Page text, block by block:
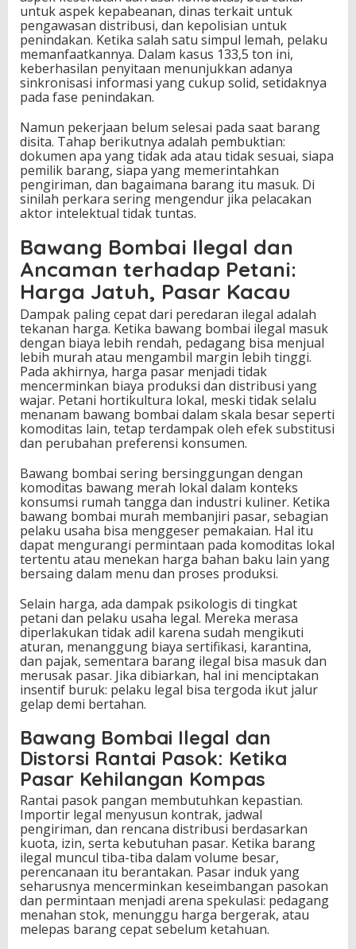
untuk aspek kepabeanan, dinas terkait untuk
pengawasan distribusi, dan kepolisian untuk
penindakan. Ketika salah satu simpul lemah, pelaku
memanfaatkannya. Dalam kasus 133,5 ton ini,
keberhasilan penyitaan menunjukkan adanya
sinkronisasi informasi yang cukup solid, setidaknya
pada fase penindakan.
Namun pekerjaan belum selesai pada saat barang
disita. Tahap berikutnya adalah pembuktian:
dokumen apa yang tidak ada atau tidak sesuai, siapa
pemilik barang, siapa yang memerintahkan
pengiriman, dan bagaimana barang itu masuk. Di
sinilah perkara sering mengendur jika pelacakan
aktor intelektual tidak tuntas.
Bawang Bombai Ilegal dan
Ancaman terhadap Petani:
Harga Jatuh, Pasar Kacau
Dampak paling cepat dari peredaran ilegal adalah
tekanan harga. Ketika bawang bombai ilegal masuk
dengan biaya lebih rendah, pedagang bisa menjual
lebih murah atau mengambil margin lebih tinggi.
Pada akhirnya, harga pasar menjadi tidak
mencerminkan biaya produksi dan distribusi yang
wajar. Petani hortikultura lokal, meski tidak selalu
menanam bawang bombai dalam skala besar seperti
komoditas lain, tetap terdampak oleh efek substitusi
dan perubahan preferensi konsumen.
Bawang bombai sering bersinggungan dengan
komoditas bawang merah lokal dalam konteks
konsumsi rumah tangga dan industri kuliner. Ketika
bawang bombai murah membanjiri pasar, sebagian
pelaku usaha bisa menggeser pemakaian. Hal itu
dapat mengurangi permintaan pada komoditas lokal
tertentu atau menekan harga bahan baku lain yang
bersaing dalam menu dan proses produksi.
Selain harga, ada dampak psikologis di tingkat
petani dan pelaku usaha legal. Mereka merasa
diperlakukan tidak adil karena sudah mengikuti
aturan, menanggung biaya sertifikasi, karantina,
dan pajak, sementara barang ilegal bisa masuk dan
merusak pasar. Jika dibiarkan, hal ini menciptakan
insentif buruk: pelaku legal bisa tergoda ikut jalur
gelap demi bertahan.
Bawang Bombai Ilegal dan
Distorsi Rantai Pasok: Ketika
Pasar Kehilangan Kompas
Rantai pasok pangan membutuhkan kepastian.
Importir legal menyusun kontrak, jadwal
pengiriman, dan rencana distribusi berdasarkan
kuota, izin, serta kebutuhan pasar. Ketika barang
ilegal muncul tiba-tiba dalam volume besar,
perencanaan itu berantakan. Pasar induk yang
seharusnya mencerminkan keseimbangan pasokan
dan permintaan menjadi arena spekulasi: pedagang
menahan stok, menunggu harga bergerak, atau
melepas barang cepat sebelum ketahuan.